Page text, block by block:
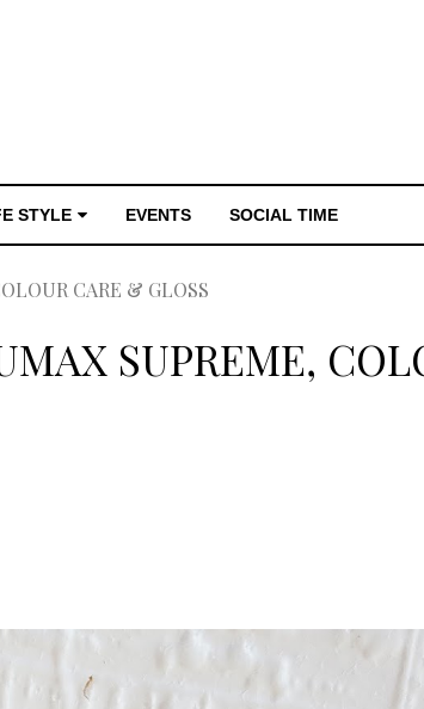
STYLE EVENTS SOCIAL TIME
CARE & GLOSS
SUPREME,